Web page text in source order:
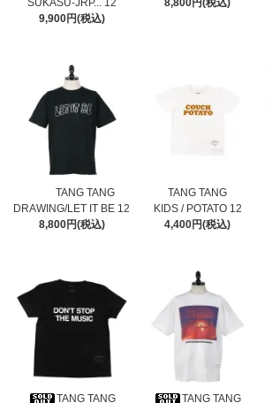
SUKASU-JRP... 12
9,900円(税込)
8,800円(税込)
TANG TANG
DRAWING/LET IT BE 12
8,800円(税込)
TANG TANG
KIDS / POTATO 12
4,400円(税込)
TANG TANG
TANG TANG